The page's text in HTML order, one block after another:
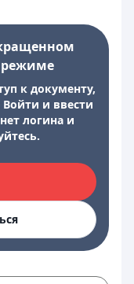
к документу,
и ввести
логина и